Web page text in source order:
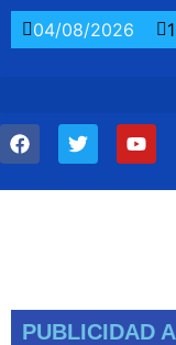
04/08/2026
PUBLICIDAD